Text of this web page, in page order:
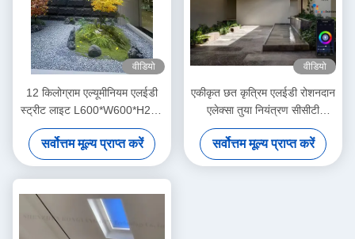
वीडियो
12 किलोग्राम एल्यूमीनियम एलईडी
स्ट्रीट लाइट L600*W600*H220
मिमी ऊर्जा बचत बाहरी प्रकाश
व्यवस्था के लिए आदर्श
सर्वोत्तम मूल्य प्राप्त करें
वीडियो
एकीकृत छत कृत्रिम एलईडी रोशनदान
एलेक्सा तुया नियंत्रण सीसीटी
6500K
सर्वोत्तम मूल्य प्राप्त करें